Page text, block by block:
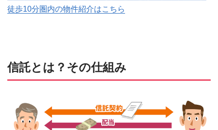
徒歩10分圏内の物件紹介はこちら
信託とは？その仕組み